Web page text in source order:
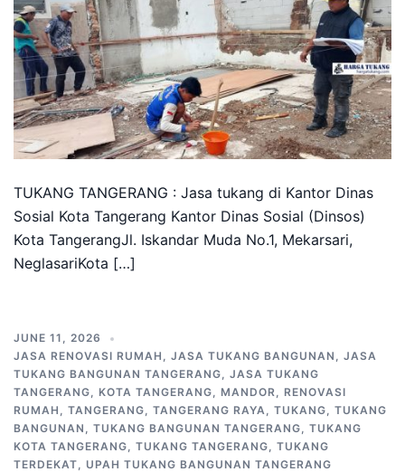
TUKANG TANGERANG : Jasa tukang di Kantor Dinas
Sosial Kota Tangerang Kantor Dinas Sosial (Dinsos)
Kota TangerangJl. Iskandar Muda No.1, Mekarsari,
NeglasariKota […]
JUNE 11, 2026
JASA RENOVASI RUMAH , JASA TUKANG BANGUNAN , JASA
TUKANG BANGUNAN TANGERANG, JASA TUKANG
TANGERANG, KOTA TANGERANG, MANDOR, RENOVASI
RUMAH , TANGERANG, TANGERANG RAYA, TUKANG, TUKANG
BANGUNAN , TUKANG BANGUNAN TANGERANG, TUKANG
KOTA TANGERANG, TUKANG TANGERANG, TUKANG
TERDEKAT, UPAH TUKANG BANGUNAN TANGERANG